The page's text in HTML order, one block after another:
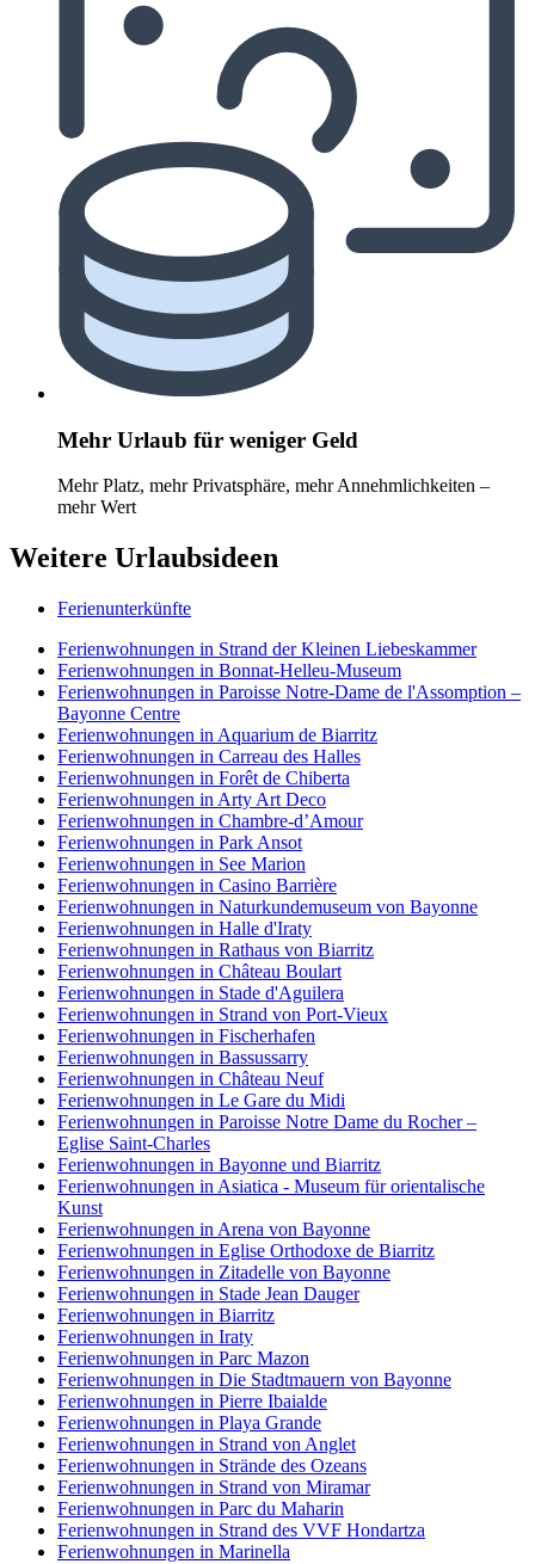
Mehr Urlaub für weniger Geld
Mehr Platz, mehr Privatsphäre, mehr Annehmlichkeiten –
mehr Wert
Weitere Urlaubsideen
Ferienunterkünfte
Ferienwohnungen in Strand der Kleinen Liebeskammer
Ferienwohnungen in Bonnat-Helleu-Museum
Ferienwohnungen in Paroisse Notre-Dame de l'Assomption –
Bayonne Centre
Ferienwohnungen in Aquarium de Biarritz
Ferienwohnungen in Carreau des Halles
Ferienwohnungen in Forêt de Chiberta
Ferienwohnungen in Arty Art Deco
Ferienwohnungen in Chambre-dʼAmour
Ferienwohnungen in Park Ansot
Ferienwohnungen in See Marion
Ferienwohnungen in Casino Barrière
Ferienwohnungen in Naturkundemuseum von Bayonne
Ferienwohnungen in Halle d'Iraty
Ferienwohnungen in Rathaus von Biarritz
Ferienwohnungen in Château Boulart
Ferienwohnungen in Stade d'Aguilera
Ferienwohnungen in Strand von Port-Vieux
Ferienwohnungen in Fischerhafen
Ferienwohnungen in Bassussarry
Ferienwohnungen in Château Neuf
Ferienwohnungen in Le Gare du Midi
Ferienwohnungen in Paroisse Notre Dame du Rocher –
Eglise Saint-Charles
Ferienwohnungen in Bayonne und Biarritz
Ferienwohnungen in Asiatica - Museum für orientalische
Kunst
Ferienwohnungen in Arena von Bayonne
Ferienwohnungen in Eglise Orthodoxe de Biarritz
Ferienwohnungen in Zitadelle von Bayonne
Ferienwohnungen in Stade Jean Dauger
Ferienwohnungen in Biarritz
Ferienwohnungen in Iraty
Ferienwohnungen in Parc Mazon
Ferienwohnungen in Die Stadtmauern von Bayonne
Ferienwohnungen in Pierre Ibaialde
Ferienwohnungen in Playa Grande
Ferienwohnungen in Strand von Anglet
Ferienwohnungen in Strände des Ozeans
Ferienwohnungen in Strand von Miramar
Ferienwohnungen in Parc du Maharin
Ferienwohnungen in Strand des VVF Hondartza
Ferienwohnungen in Marinella